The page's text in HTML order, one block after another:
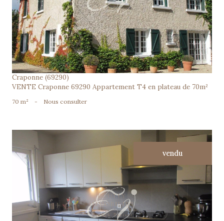
voir le bien
Craponne (69290)
VENTE Craponne 69290 Appartement T4 en plateau de 70m²
70 m² - Nous consulter
vendu
voir le bien